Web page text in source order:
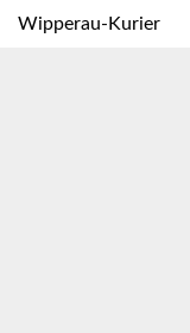
Wipperau-Kurier